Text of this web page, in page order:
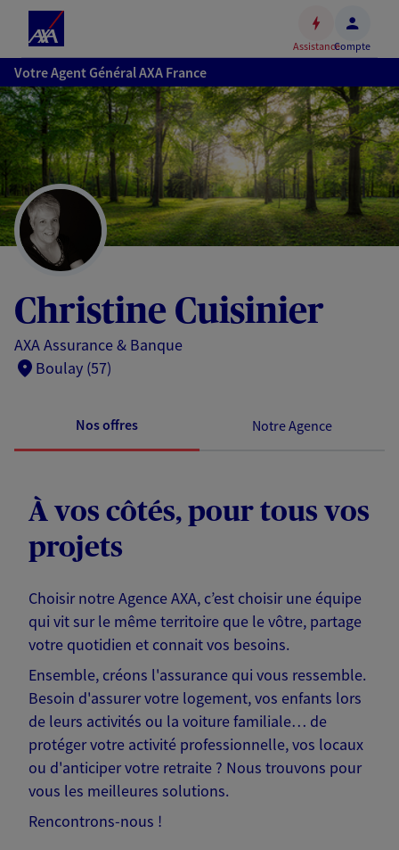
Accéder
au
contenu
principal
Accéder
au
pied
de
page
AssistanceCompte
Votre Agent Général AXA France
Christine Cuisinier
AXA Assurance & Banque
Boulay (57)
Nos offres Notre Agence
À vos côtés, pour tous vos
projets
Choisir notre Agence AXA, c’est choisir une équipe
qui vit sur le même territoire que le vôtre, partage
votre quotidien et connait vos besoins.
Ensemble, créons l'assurance qui vous ressemble.
Besoin d'assurer votre logement, vos enfants lors
de leurs activités ou la voiture familiale… de
protéger votre activité professionnelle, vos locaux
ou d'anticiper votre retraite ? Nous trouvons pour
vous les meilleures solutions.
Rencontrons-nous !